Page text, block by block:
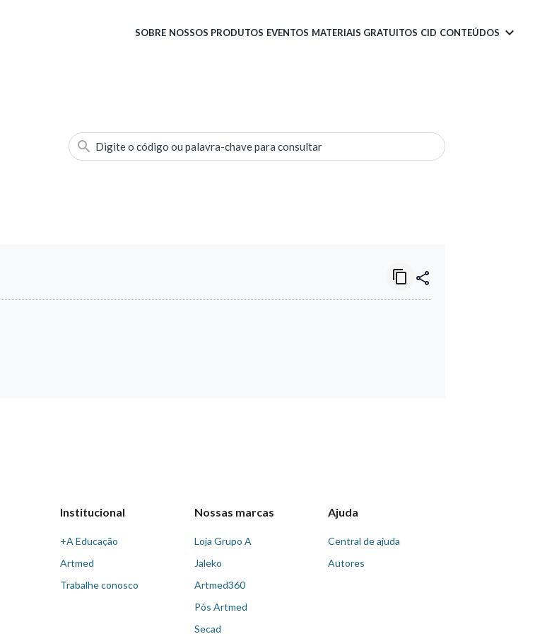
SOBRE NOSSOS PRODUTOS EVENTOS MATERIAIS GRATUITOS CID CONTEÚDOS
Digite o código ou palavra-chave para consultar
Institucional
+A Educação
Artmed
Trabalhe conosco
Nossas marcas
Loja Grupo A
Jaleko
Artmed360
Pós Artmed
Secad
Ajuda
Central de ajuda
Autores